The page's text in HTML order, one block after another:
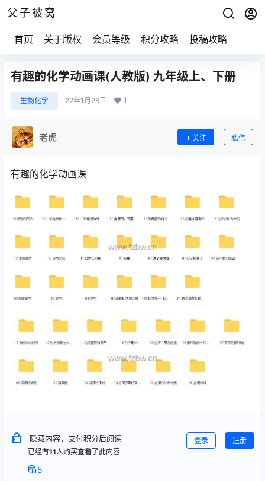
父子被窝
首页 关于版权 会员等级 积分攻略 投稿攻略
有趣的化学动画课(人教版) 九年级上、下册
生物化学 22年1月28日 1
老虎 关注 私信
有趣的化学动画课
隐藏内容，支付积分后阅读
已经有11人购买查看了此内容
5
登录 注册